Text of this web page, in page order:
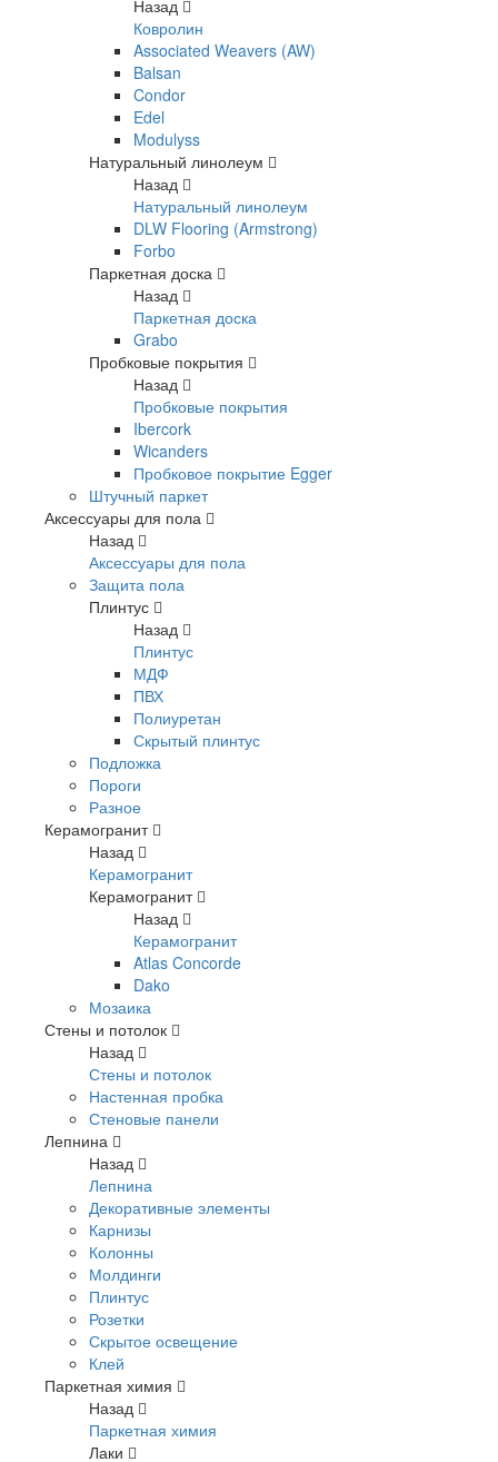
Назад
Ковролин
Associated Weavers (AW)
Balsan
Condor
Edel
Modulyss
Натуральный линолеум
Назад
Натуральный линолеум
DLW Flooring (Armstrong)
Forbo
Паркетная доска
Назад
Паркетная доска
Grabo
Пробковые покрытия
Назад
Пробковые покрытия
Ibercork
Wicanders
Пробковое покрытие Egger
Штучный паркет
Аксессуары для пола
Назад
Аксессуары для пола
Защита пола
Плинтус
Назад
Плинтус
МДФ
ПВХ
Полиуретан
Скрытый плинтус
Подложка
Пороги
Разное
Керамогранит
Назад
Керамогранит
Керамогранит
Назад
Керамогранит
Atlas Concorde
Dako
Мозаика
Стены и потолок
Назад
Стены и потолок
Настенная пробка
Стеновые панели
Лепнина
Назад
Лепнина
Декоративные элементы
Карнизы
Колонны
Молдинги
Плинтус
Розетки
Скрытое освещение
Клей
Паркетная химия
Назад
Паркетная химия
Лаки